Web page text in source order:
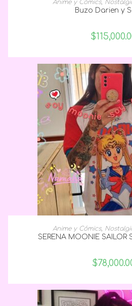
Anime y Cómics,
Buzo Darien y
$
SELECCIONAR
Anime y Cómics,
SERENA MOONIE SAILOR
$